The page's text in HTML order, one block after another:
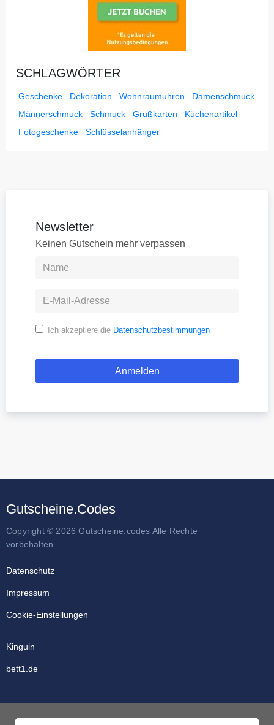
SCHLAGWÖRTER
Geschenke Dekoration Wohnraumuhren
Damenschmuck
Männerschmuck
Schmuck Grußkarten
Küchenartikel
Fotogeschenke
Schlüsselanhänger
Newsletter
Keinen Gutschein mehr verpassen
Ich akzeptiere die Datenschutzbestimmungen
Gutscheine.Codes
Copyright © 2026 Gutscheine.codes Alle Rechte
vorbehalten.
Datenschutz
Impressum
Cookie-Einstellungen
Kinguin
bett1.de